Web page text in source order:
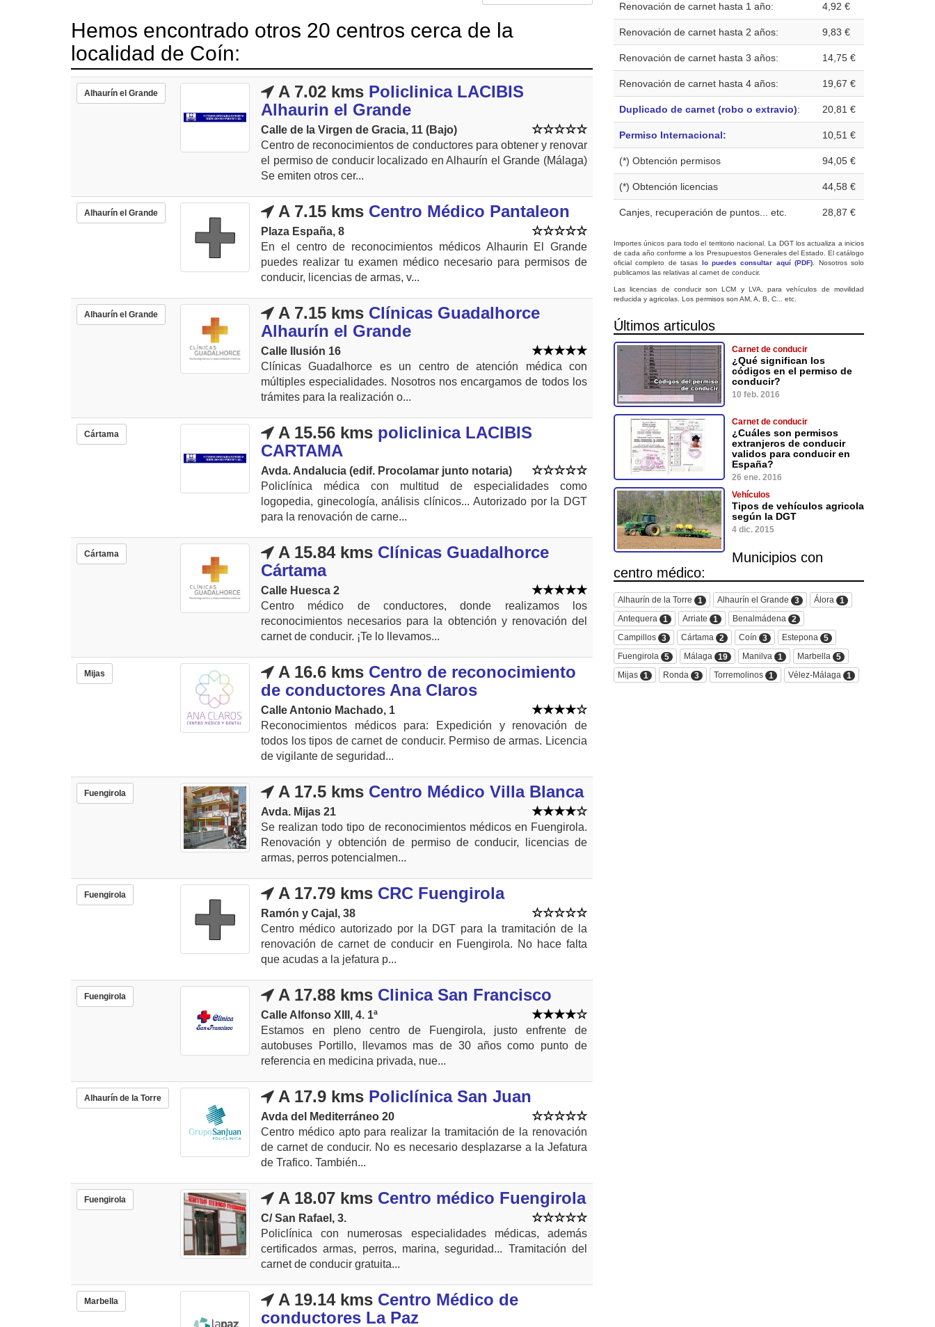
Hemos encontrado otros 20 centros cerca de la
localidad de Coín:
Alhaurín el Grande A 7.02 kms Policlinica LACIBIS
Alhaurin el Grande
Calle de la Virgen de Gracia, 11 (Bajo)
Centro de reconocimientos de conductores para obtener y renovar
el permiso de conducir localizado en Alhaurín el Grande (Málaga)
Se emiten otros cer...
Alhaurín el Grande A 7.15 kms Centro Médico Pantaleon
Plaza España, 8
En el centro de reconocimientos médicos Alhaurin El Grande
puedes realizar tu examen médico necesario para permisos de
conducir, licencias de armas, v...
Alhaurín el Grande A 7.15 kms Clínicas Guadalhorce
Alhaurín el Grande
Calle Ilusión 16
Clínicas Guadalhorce es un centro de atención médica con
múltiples especialidades. Nosotros nos encargamos de todos los
trámites para la realización o...
Cártama A 15.56 kms policlinica LACIBIS
CARTAMA
Avda. Andalucia (edif. Procolamar junto notaria)
Policlínica médica con multitud de especialidades como
logopedia, ginecología, análisis clínicos... Autorizado por la DGT
para la renovación de carne...
Cártama A 15.84 kms Clínicas Guadalhorce
Cártama
Calle Huesca 2
Centro médico de conductores, donde realizamos los
reconocimientos necesarios para la obtención y renovación del
carnet de conducir. ¡Te lo llevamos...
Mijas A 16.6 kms Centro de reconocimiento
de conductores Ana Claros
Calle Antonio Machado, 1
Reconocimientos médicos para: Expedición y renovación de
todos los tipos de carnet de conducir. Permiso de armas. Licencia
de vigilante de seguridad...
Fuengirola A 17.5 kms Centro Médico Villa Blanca
Avda. Mijas 21
Se realizan todo tipo de reconocimientos médicos en Fuengirola.
Renovación y obtención de permiso de conducir, licencias de
armas, perros potencialmen...
Fuengirola A 17.79 kms CRC Fuengirola
Ramón y Cajal, 38
Centro médico autorizado por la DGT para la tramitación de la
renovación de carnet de conducir en Fuengirola. No hace falta
que acudas a la jefatura p...
Fuengirola A 17.88 kms Clinica San Francisco
Calle Alfonso XIII, 4. 1ª
Estamos en pleno centro de Fuengirola, justo enfrente de
autobuses Portillo, llevamos mas de 30 años como punto de
referencia en medicina privada, nue...
Alhaurín de la Torre A 17.9 kms Policlínica San Juan
Avda del Mediterráneo 20
Centro médico apto para realizar la tramitación de la renovación
de carnet de conducir. No es necesario desplazarse a la Jefatura
de Trafico. También...
Fuengirola A 18.07 kms Centro médico Fuengirola
C/ San Rafael, 3.
Policlínica con numerosas especialidades médicas, además
certificados armas, perros, marina, seguridad... Tramitación del
carnet de conducir gratuita...
Marbella A 19.14 kms Centro Médico de
conductores La Paz
Renovación de carnet hasta 1 año: 4,92 €
Renovación de carnet hasta 2 años: 9,83 €
Renovación de carnet hasta 3 años: 14,75 €
Renovación de carnet hasta 4 años: 19,67 €
Duplicado de carnet (robo o extravio): 20,81 €
Permiso Internacional: 10,51 €
(*) Obtención permisos 94,05 €
(*) Obtención licencias 44,58 €
Canjes, recuperación de puntos... etc. 28,87 €
Importes únicos para todo el territorio nacional. La DGT los actualiza a inicios
de cada año conforme a los Presupuestos Generales del Estado. El catálogo
oficial completo de tasas lo puedes consultar aquí (PDF) . Nosotros solo
publicamos las relativas al carnet de conducir.
Las licencias de conducir son LCM y LVA, para vehículos de movilidad
reducida y agricolas. Los permisos son AM, A, B, C... etc.
Últimos articulos
Carnet de conducir
¿Qué significan los
códigos en el permiso de
conducir?
10 feb. 2016
Carnet de conducir
¿Cuáles son permisos
extranjeros de conducir
validos para conducir en
España?
26 ene. 2016
Vehículos
Tipos de vehículos agricola
según la DGT
4 dic. 2015
Municipios con
centro médico:
Alhaurín de la Torre 1 Alhaurín el Grande 3 Álora
1
Antequera
1 Arriate 1 Benalmádena
2
Campillos 3 Cártama 2 Coín 3 Estepona
5
Fuengirola
5 Málaga 19 Manilva 1 Marbella
5
Mijas 1 Ronda 3 Torremolinos 1 Vélez-Málaga 1